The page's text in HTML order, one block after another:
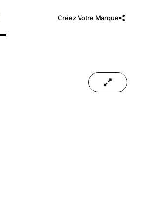
Créez Votre Marque